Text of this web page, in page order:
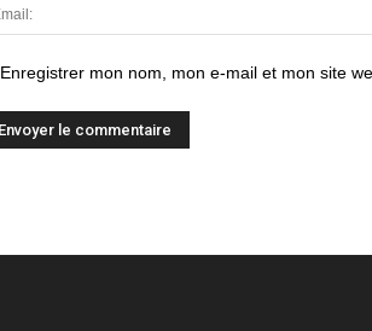
Enregistrer mon nom, mon e-mail et mon site